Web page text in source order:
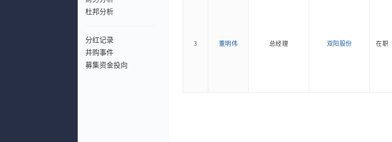
杜邦分析
分红记录
并购事件
募集资金投向
3 董明伟 总经理 双阳股份 在职